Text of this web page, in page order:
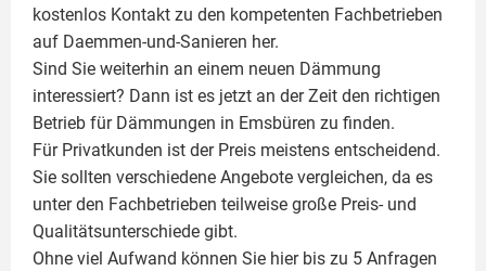
kostenlos Kontakt zu den kompetenten Fachbetrieben
auf Daemmen-und-Sanieren her.
Sind Sie weiterhin an einem neuen Dämmung
interessiert? Dann ist es jetzt an der Zeit den richtigen
Betrieb für Dämmungen in Emsbüren zu finden.
Für Privatkunden ist der Preis meistens entscheidend.
Sie sollten verschiedene Angebote vergleichen, da es
unter den Fachbetrieben teilweise große Preis- und
Qualitätsunterschiede gibt.
Ohne viel Aufwand können Sie hier bis zu 5 Anfragen